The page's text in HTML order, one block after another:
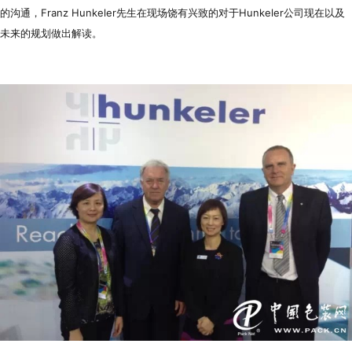
的沟通，Franz Hunkeler先生在现场饶有兴致的对于Hunkeler公司现在以及
未来的规划做出解读。